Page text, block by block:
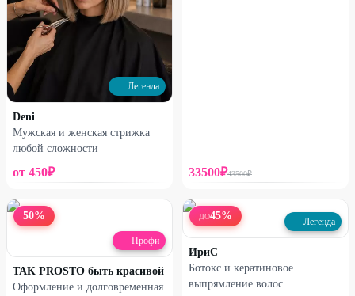
Легенда
Deni
Мужская и женская стрижка
любой сложности
от 450₽ 33500₽43500₽
50%
Профи
TAK PROSTO быть красивой
Оформление и долговременная
ДО45% Легенда
ИриС
Ботокс и кератиновое
выпрямление волос